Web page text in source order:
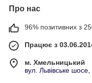
Про нас
96% позитивних з
Працює з
м. Хмельницький
вул. Львівське